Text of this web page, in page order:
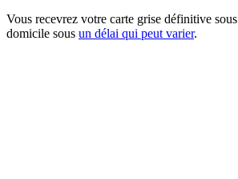
Vous recevrez votre carte grise définitive sous
domicile sous un délai qui peut varier.